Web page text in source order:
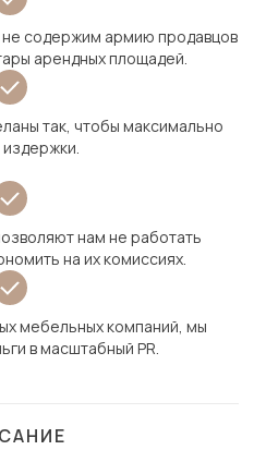
содержим армию продавцов
арендных площадей.
так, чтобы максимально
издержки.
нам не работать
на их комиссиях.
мебельных компаний, мы
в масштабный PR.